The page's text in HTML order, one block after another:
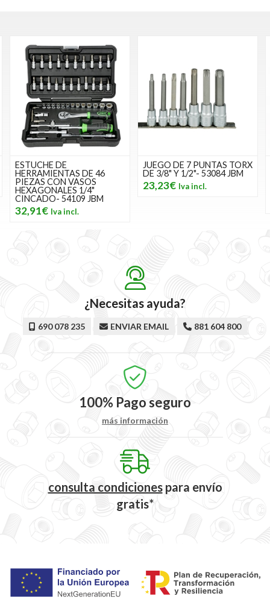
JUEGO DE 7 PUNTAS TORX
DE 3/8" Y 1/2"- 53084 JBM
23,23€
MALETÍN DE
HERRAMIENTAS DE 113
PIEZAS CON VASOS 12
CANTOS CINCADO- 54036
¿Necesitas ayuda?
690 078 235 ENVIAR EMAIL 881 604 800
100% Pago seguro
más información
consulta condicionespara envío
gratis*